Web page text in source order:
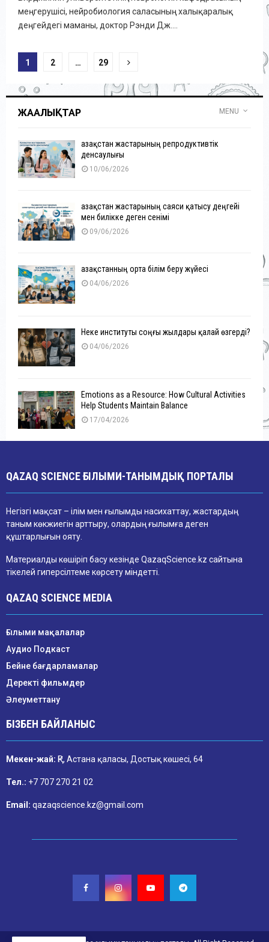
меңгерушісі, нейробиология саласының халықаралық
деңгейдегі маманы, доктор Рэнди Дж....
Posts
pagination
1 2 … 29
ЖАҢАЛЫҚТАР MENU
Қазақстан жастарының репродуктивтік
денсаулығы
10/06/2026
Қазақстан жастарының саяси қатысу деңгейі
мен билікке деген сенімі
09/06/2026
Қазақстанның орта білім беру жүйесі
04/06/2026
Неке институты соңғы жылдары қалай өзгерді?
04/06/2026
Emotions as a Resource: How Cultural Activities
Help Students Maintain Balance
17/04/2026
QAZAQ SCIENCE ҒЫЛЫМИ-ТАНЫМДЫҚ ПОРТАЛЫ
Негізгі мақсат – ілім мен ғылымды насихаттау, жастардың
таным көкжиегін арттыру, олардың ғылымға деген
құштарлығын ояту.
Материалды көшіріп басу кезінде QazaqScience.kz сайтына
тікелей гиперсілтеме көрсету міндетті.
QAZAQ SCIENCE MEDIA
Ғылыми мақалалар
Аудио Подкаст
Бейне бағдарламалар
Деректі фильмдер
Әлеуметтану
БІЗБЕН БАЙЛАНЫС
Мекен-жай: ҚР, Астана қаласы, Достық көшесі, 64
Тел.: +7 707 270 21 02
Email: qazaqscience.kz@gmail.com